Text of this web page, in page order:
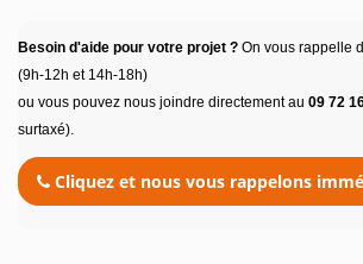
Besoin d'aide pour votre projet ? On vous rappelle
(9h-12h et 14h-18h)
ou vous pouvez nous joindre directement au 09 72
surtaxé).
Cliquez et nous vous rappelons